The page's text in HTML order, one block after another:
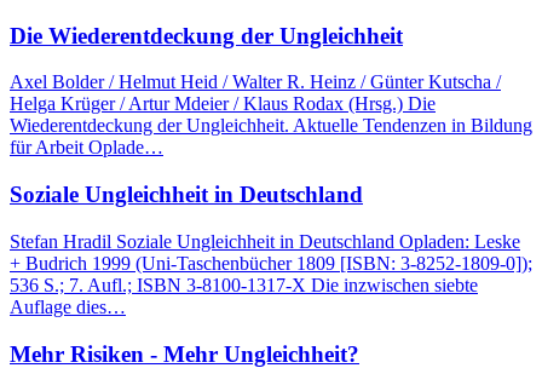
Die Wiederentdeckung der Ungleichheit
Axel Bolder / Helmut Heid / Walter R. Heinz / Günter Kutscha /
Helga Krüger / Artur Mdeier / Klaus Rodax (Hrsg.) Die
Wiederentdeckung der Ungleichheit. Aktuelle Tendenzen in Bildung
für Arbeit Oplade…
Soziale Ungleichheit in Deutschland
Stefan Hradil Soziale Ungleichheit in Deutschland Opladen: Leske
+ Budrich 1999 (Uni-Taschenbücher 1809 [ISBN: 3-8252-1809-0]);
536 S.; 7. Aufl.; ISBN 3-8100-1317-X Die inzwischen siebte
Auflage dies…
Mehr Risiken - Mehr Ungleichheit?